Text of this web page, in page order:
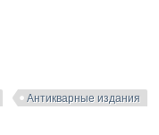
Антикварные издания